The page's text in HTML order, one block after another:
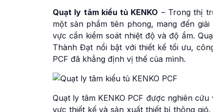
Quạt ly tâm kiểu tủ KENKO – Trong thị
một sản phẩm tiên phong, mang đến
vực cần kiểm soát nhiệt độ và độ ẩm.
Thành Đạt nổi bật với thiết kế tối ưu,
PCF đã khẳng định vị thế của mình.
Quạt ly tâm KENKO PCF được nghiên
vực thiết kế và sản xuất thiết bị thông